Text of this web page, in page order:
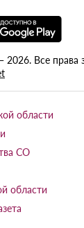
2026. Все
области
СО
области